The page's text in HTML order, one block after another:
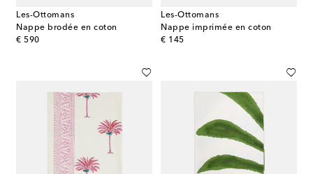
Les-Ottomans
Nappe brodée en coton
€ 590
original price
Les-Ottomans
Nappe imprimée en coton
€ 145
original price